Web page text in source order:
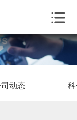
司动态 科